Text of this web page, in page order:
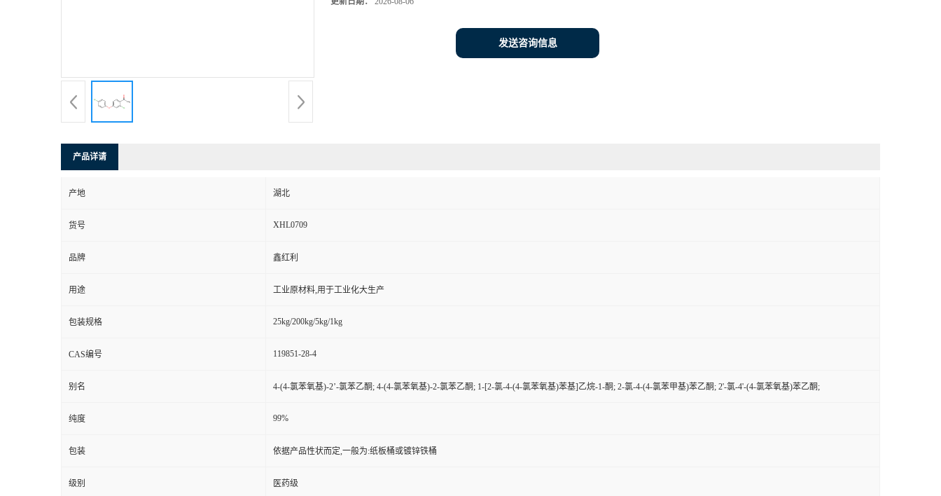
发送咨询信息
产品详请
产地 湖北
货号 XHL0709
品牌 鑫红利
用途 工业原材料,用于工业化大生产
包装规格 25kg/200kg/5kg/1kg
CAS编号 119851-28-4
别名 4-(4-氯苯氧基)-2’-氯苯乙酮; 4-(4-氯苯氧基)-2-氯苯乙酮; 1-[2-氯-4-(4-氯苯氧基)苯基]乙烷-1-酮; 2-氯-4-(4-氯苯甲基)苯乙酮; 2'-氯-4'-(4-氯苯氧基)苯乙酮;
纯度 99%
包装 依据产品性状而定,一般为:纸板桶或镀锌铁桶
级别 医药级